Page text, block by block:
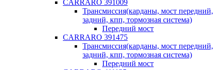
CARRARO 391009
Трансмиссия(карданы, мост передний,
задний, кпп, тормозная система)
Передний мост
CARRARO 391475
Трансмиссия(карданы, мост передний,
задний, кпп, тормозная система)
Передний мост